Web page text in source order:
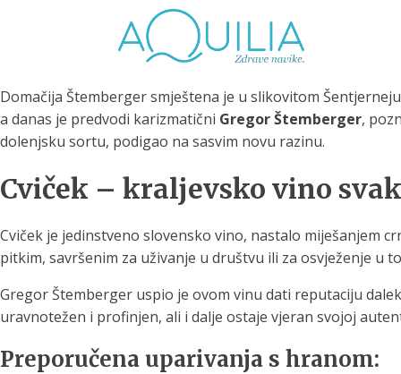
Domačija Štemberger smještena je u slikovitom
a danas je predvodi karizmatični Gregor Štemberger,
dolenjsku sortu, podigao na sasvim novu razinu.
Cviček – kraljevsko vino
Cviček je jedinstveno slovensko vino, nastalo miješanjem
pitkim, savršenim za uživanje u društvu ili za osvježenje u
Gregor Štemberger uspio je ovom vinu dati reputaciju
uravnotežen i profinjen, ali i dalje ostaje vjeran svojoj
Preporučena uparivanja s hranom:
Tuš glave
filtriranje vode za
tuširanje
Vrčevi za filtriranje
vode
Potpuno prijenosno rješenje
za sigurnu i čistu vodu za piće
za